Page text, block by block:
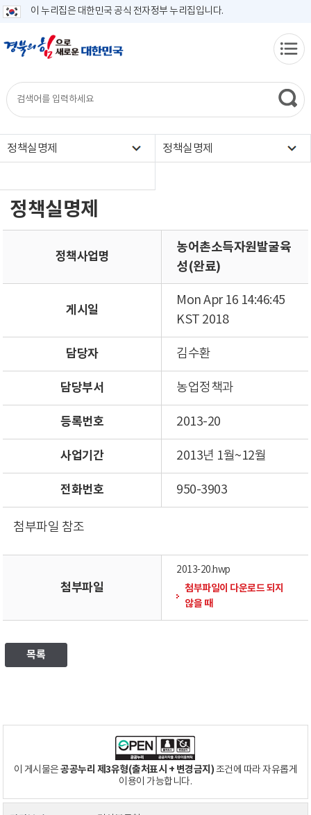
이 누리집은 대한민국 공식 전자정부 누리집입니다.
정책실명제 정책실명제
정책실명제
정책사업명
농어촌소득자원발굴육
성(완료)
게시일
Mon Apr 16 14:46:45
KST 2018
담당자 김수환
담당부서 농업정책과
등록번호 2013-20
사업기간 2013년 1월~12월
전화번호 950-3903
첨부파일 참조
첨부파일
2013-20.hwp
첨부파일이 다운로드 되지
않을 때
목록
이 게시물은공공누리 제3유형(출처표시 + 변경금지)조건에 따라 자유롭게
이용이 가능합니다.